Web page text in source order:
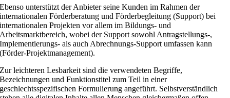
Ebenso unterstützt der Anbieter seine Kunden im Rahmen der
internationalen Förderberatung und Förderbegleitung (Support) bei
internationalen Projekten vor allem im Bildungs- und
Arbeitsmarktbereich, wobei der Support sowohl Antragstellungs-,
Implementierungs- als auch Abrechnungs-Support umfassen kann
(Förder-Projektmanagement).
Zur leichteren Lesbarkeit sind die verwendeten Begriffe,
Bezeichnungen und Funktionstitel zum Teil in einer
geschlechtsspezifischen Formulierung angeführt. Selbstverständlich